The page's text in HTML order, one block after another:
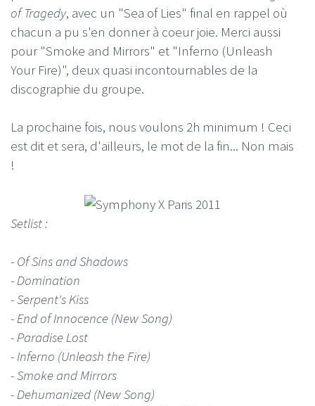
of Tragedy, avec un "Sea of Lies" final en rappel où
chacun a pu s'en donner à coeur joie. Merci aussi
pour "Smoke and Mirrors" et "Inferno (Unleash
Your Fire)", deux quasi incontournables de la
discographie du groupe.
La prochaine fois, nous voulons 2h minimum ! Ceci
est dit et sera, d'ailleurs, le mot de la fin... Non mais
!
Setlist :
- Of Sins and Shadows
- Domination
- Serpent's Kiss
- End of Innocence (New Song)
- Paradise Lost
- Inferno (Unleash the Fire)
- Smoke and Mirrors
- Dehumanized (New Song)